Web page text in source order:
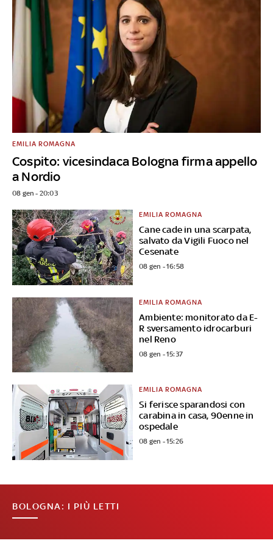
Cospito: vicesindaca Bologna firma appello
a Nordio
EMILIA ROMAGNA
08 gen - 20:03
Cane cade in una scarpata,
salvato da Vigili Fuoco nel
Cesenate
EMILIA ROMAGNA
08 gen - 16:58
Ambiente: monitorato da E-
R sversamento idrocarburi
nel Reno
EMILIA ROMAGNA
08 gen - 15:37
Si ferisce sparandosi con
carabina in casa, 90enne in
ospedale
EMILIA ROMAGNA
08 gen - 15:26
BOLOGNA: I PIÙ LETTI